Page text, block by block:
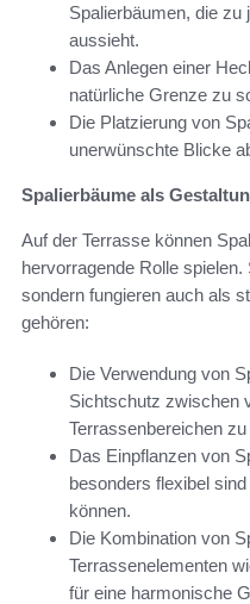
Spalierbäumen, die
aussieht.
Das Anlegen einer
natürliche Grenze zu
Die Platzierung von
unerwünschte Blicke
Spalierbäume als
Auf der Terrasse können
hervorragende Rolle
sondern fungieren auch als
gehören:
Die Verwendung von
Sichtschutz zwischen
Terrassenbereichen
Das Einpflanzen von
besonders flexibel
können.
Die Kombination von
Terrassenelementen
für eine harmonische